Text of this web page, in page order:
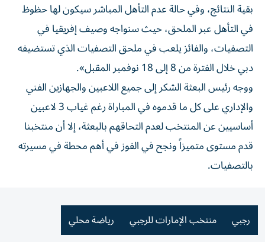
بقية النتائج، وفي حالة عدم التأهل المباشر سيكون لها حظوظ
في التأهل عبر الملحق، حيث سنواجه وصيف إفريقيا في
التصفيات، والفائز يلعب في ملحق التصفيات الذي تستضيفه
دبي خلال الفترة من 8 إلى 18 نوفمبر المقبل».
ووجه رئيس البعثة الشكر إلى جميع اللاعبين والجهازين الفني
والإداري على كل ما قدموه في المباراة رغم غياب 3 لاعبين
أساسيين عن المنتخب لعدم التحاقهم بالبعثة، إلا أن منتخبنا
قدم مستوى متميزاً ونجح في الفوز في أهم محطة في مسيرته
بالتصفيات.
رجبي منتخب الإمارات للرجبي رياضة محلي